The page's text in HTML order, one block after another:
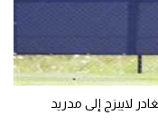
لايبزج إلى مدريد